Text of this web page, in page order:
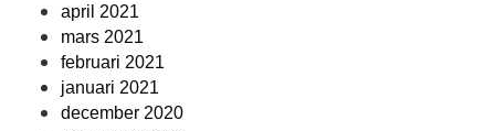
april 2021
mars 2021
februari 2021
januari 2021
december 2020